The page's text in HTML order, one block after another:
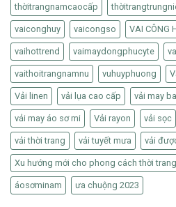
thờitrangnamcaocấp
vaiconghuy vaicongso VAI CÔNG
vaihottrend vaimaydongphucyte
vaithoitrangnamnu vuhuyphuong
Vải linen vải lụa cao cấp vải may
vải may áo sơ mi Vải rayon vải sọc
vải thời trang vải tuyết mưa vải
Xu hướng mới cho phong cách thời
áosơminam ưa chuộng 2023